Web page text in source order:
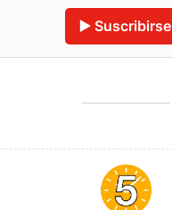
▶️ Suscribirse